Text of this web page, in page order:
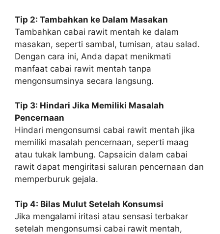
Tip 2: Tambahkan ke Dalam Masakan
Tambahkan cabai rawit mentah ke dalam
masakan, seperti sambal, tumisan, atau salad.
Dengan cara ini, Anda dapat menikmati
manfaat cabai rawit mentah tanpa
mengonsumsinya secara langsung.
Tip 3: Hindari Jika Memiliki Masalah
Pencernaan
Hindari mengonsumsi cabai rawit mentah jika
memiliki masalah pencernaan, seperti maag
atau tukak lambung. Capsaicin dalam cabai
rawit dapat mengiritasi saluran pencernaan dan
memperburuk gejala.
Tip 4: Bilas Mulut Setelah Konsumsi
Jika mengalami iritasi atau sensasi terbakar
setelah mengonsumsi cabai rawit mentah,